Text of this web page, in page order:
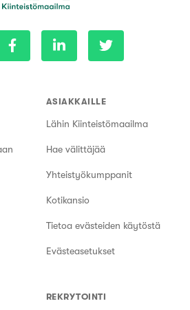
ASIAKKAILLE
Lähin Kiinteistömaailma
Hae välittäjää
Yhteistyökumppanit
Kotikansio
Tietoa evästeiden käytöstä
Evästeasetukset
REKRYTOINTI